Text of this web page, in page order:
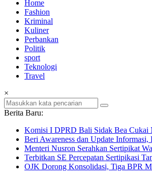
Home
Fashion
Kriminal
Kuliner
Perbankan
Politik
sport
Teknologi
Travel
×
Berita Baru:
Komisi I DPRD Bali Sidak Bea Cukai
Beri Awareness dan Update
Menteri Nusron Serahkan Sertipikat
Terbitkan SE Percepatan Sertipikasi
OJK Dorong Konsolidasi, Tiga BPR